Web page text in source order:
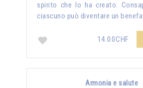
spirito che lo ha creato.
ciascuno può diventare un
14.00CHF
Armonia e salute